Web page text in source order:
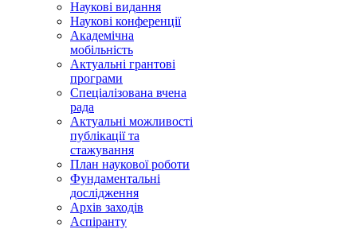
Наукові видання
Наукові конференції
Академічна
мобільність
Актуальні грантові
програми
Спеціалізована вчена
рада
Актуальні можливості
публікації та
стажування
План наукової роботи
Фундаментальні
дослідження
Архів заходів
Аспіранту